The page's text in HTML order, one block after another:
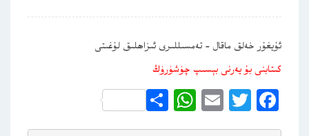
ئۇيغۇر خەلق ماقال – تەمسىللىرى ئىزاھلىق لۇغىتى
كىتابنى بۇ يەرنى بېسىپ چۈشۈرۈڭ
Facebook
Twitter
Email
WhatsApp
Share